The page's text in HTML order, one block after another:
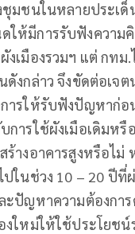
ชุมชนในหลายประเด็
ให้มีการรับฟังความ
งเมืองรวมฯ แต่ กทม
งกล่าว จึงขัดต่อเจ
ารให้รับฟังปัญหาก่อ
ารใช้ผังเมือเดิมหรื
ร้างอาคารสูงหรือไม่
ในช่วง 10 – 20 ปีที่
ะปัญหาความต้องการ
งใหม่ให้ใช้ประโยชน์